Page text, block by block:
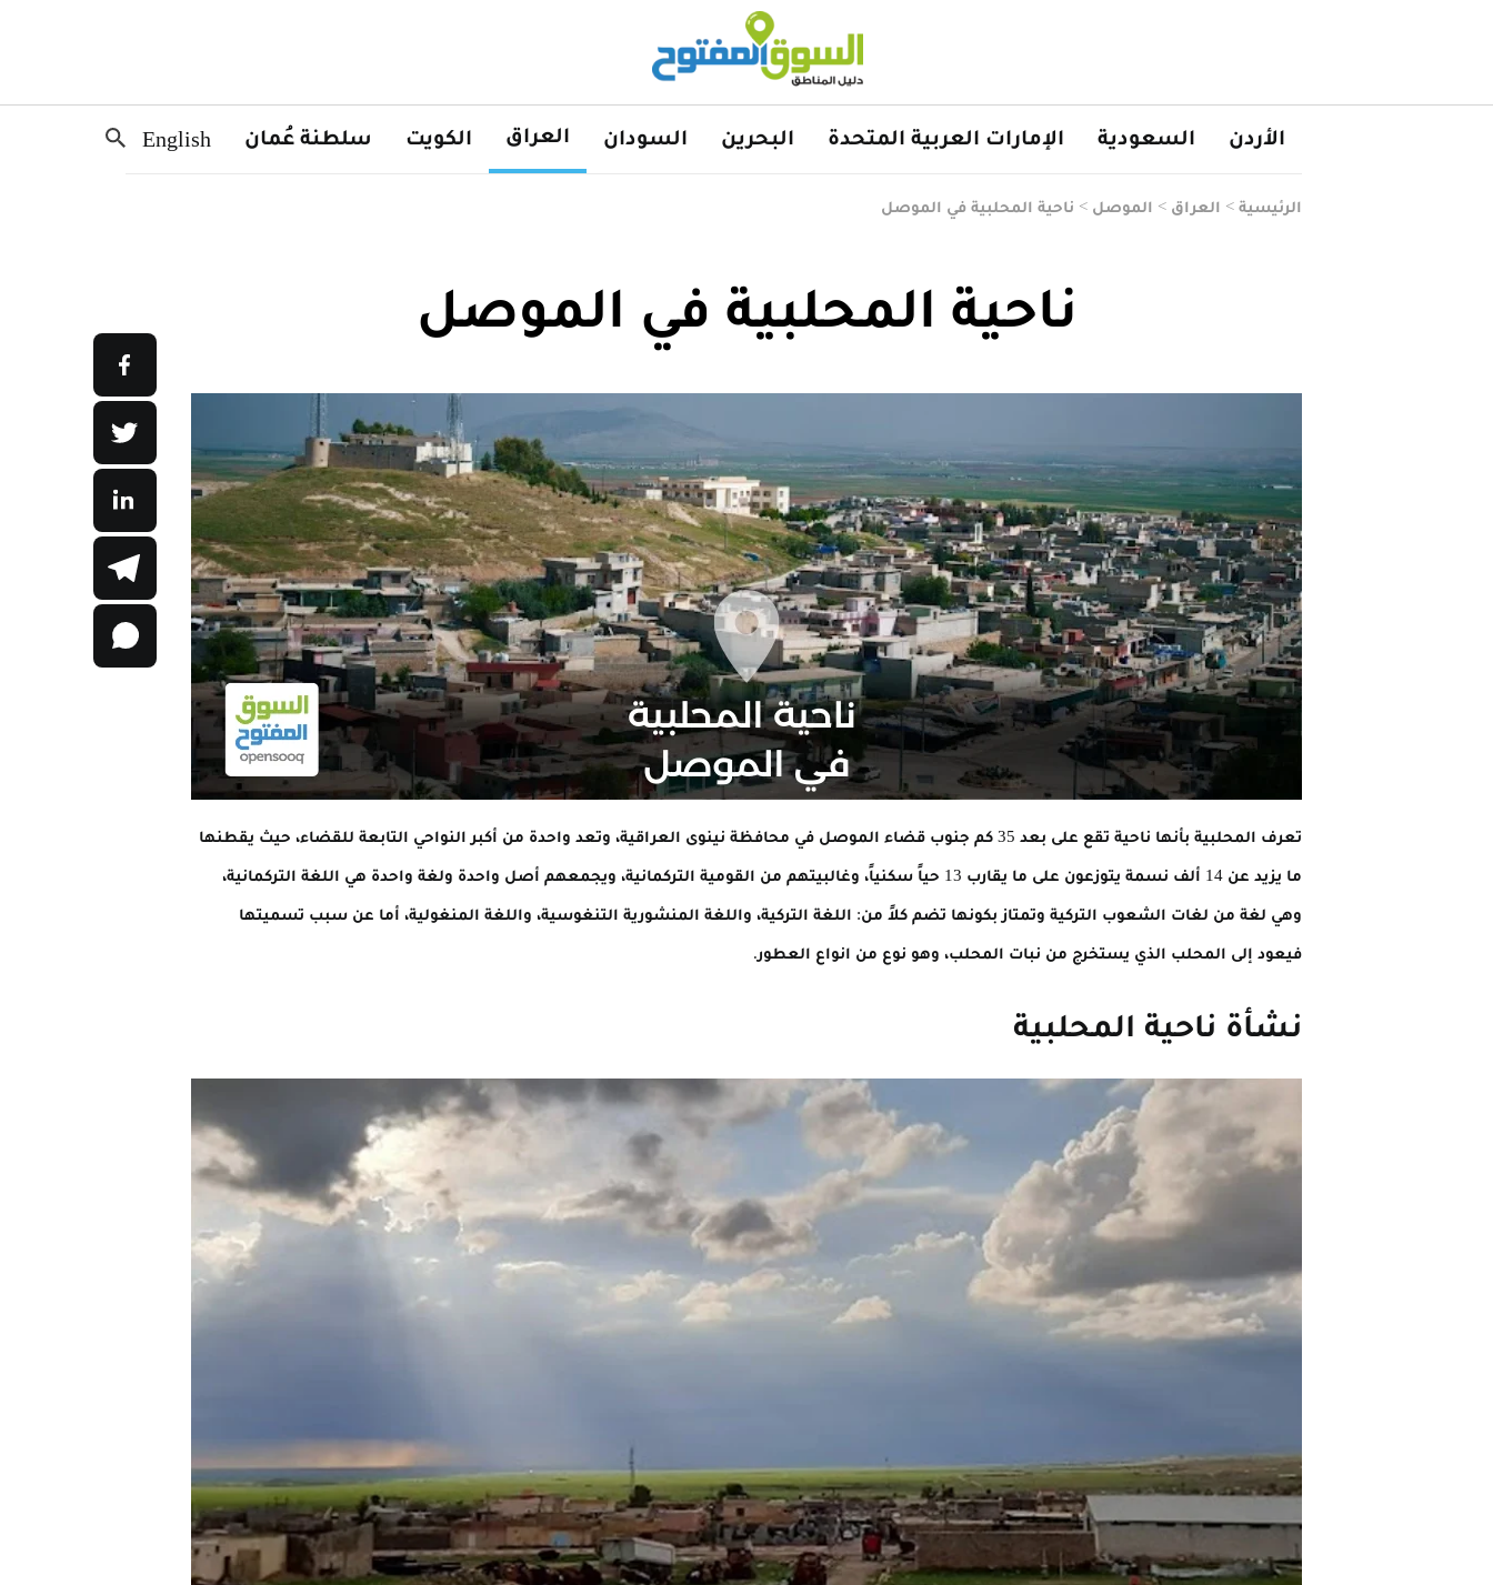
الأردن السعودية الإمارات العربية المتحدة البحرين السودان العراق الكويت سلطنة عُمان English
الرئيسية > العراق > الموصل > ناحية المحلبية في الموصل
ناحية المحلبية في الموصل
تعرف المحلبية بأنها ناحية تقع على بعد 35 كم جنوب قضاء الموصل في محافظة نينوى العراقية، وتعد واحدة من أكبر النواحي التابعة للقضاء، حيث يقطنها
ما يزيد عن 14 ألف نسمة يتوزعون على ما يقارب 13 حياً سكنياً، وغالبيتهم من القومية التركمانية، ويجمعهم أصل واحدة ولغة واحدة هي اللغة التركمانية،
وهي لغة من لغات الشعوب التركية وتمتاز بكونها تضم كلاً من: اللغة التركية، واللغة المنشورية التنغوسية، واللغة المنغولية، أما عن سبب تسميتها
فيعود إلى المحلب الذي يستخرج من نبات المحلب، وهو نوع من انواع العطور.
نشأة ناحية المحلبية